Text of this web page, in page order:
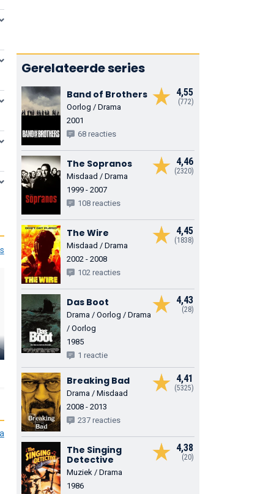
Bernard Hepton
Toby Esterhase Ricki Tarr
Gerelateerde series
4,55
(772)
Band of Brothers
Oorlog / Drama
2001
68 reacties
4,46
(2320)
The Sopranos
Misdaad / Drama
1999 - 2007
108 reacties
4,45
(1838)
The Wire
Misdaad / Drama
2002 - 2008
102 reacties
4,43
(28)
Das Boot
Drama / Oorlog / Drama
/ Oorlog
1985
1 reactie
4,41
(5325)
Breaking Bad
Drama / Misdaad
2008 - 2013
237 reacties
4,38
(20)
The Singing
Detective
Muziek / Drama
1986